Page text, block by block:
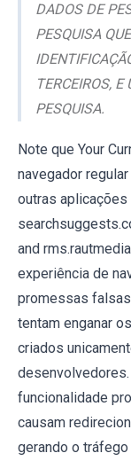
DADOS DE
PESQUISA
TERCEIROS,
PESQUISA.
Note que Your
navegador
outras
and
experiência de
promessas
tentam enganar
criados
funcionalidade
causam
gerando o